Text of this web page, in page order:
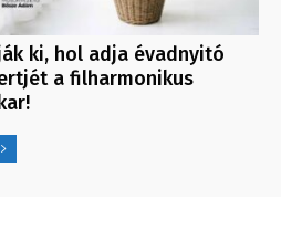
ki, hol adja évadnyitó
a filharmonikus